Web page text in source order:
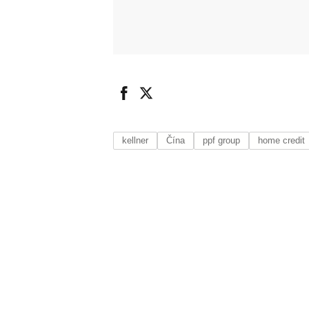
kellner Čína ppf group home credit